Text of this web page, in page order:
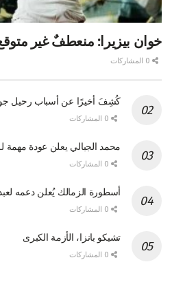
خوان بيزيرا: منعطفٌ غير
كُشِفَ أخيرًا عن أسباب رحيل
محمد الجبالي يعلن عودة مهمة
أسطورة الزمالك يُعلن دعمه
تشيكو بانزا، الأزمة الكبرى